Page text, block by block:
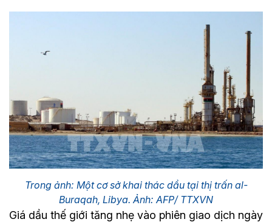
Trong ảnh: Một cơ sở khai thác dầu tại thị trấn al-
Buraqah, Libya. Ảnh: AFP/ TTXVN
Giá dầu thế giới tăng nhẹ vào phiên giao dịch ngày